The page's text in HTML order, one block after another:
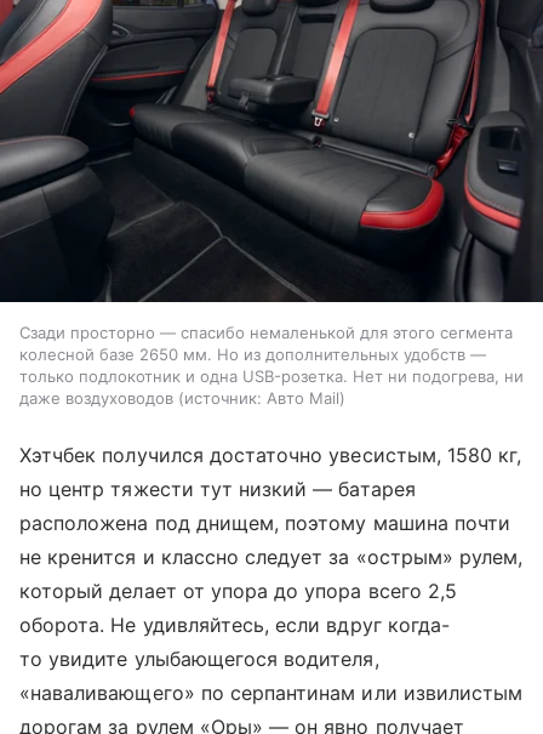
Сзади просторно — спасибо немаленькой для этого сегмента
колесной базе 2650 мм. Но из дополнительных удобств —
только подлокотник и одна USB-розетка. Нет ни подогрева, ни
даже воздуховодов
источник: Авто Mail
Хэтчбек получился достаточно увесистым, 1580 кг,
но центр тяжести тут низкий — батарея
расположена под днищем, поэтому машина почти
не кренится и классно следует за «острым» рулем,
который делает от упора до упора всего 2,5
оборота. Не удивляйтесь, если вдруг когда-
то увидите улыбающегося водителя,
«наваливающего» по серпантинам или извилистым
дорогам за рулем «Оры» — он явно получает